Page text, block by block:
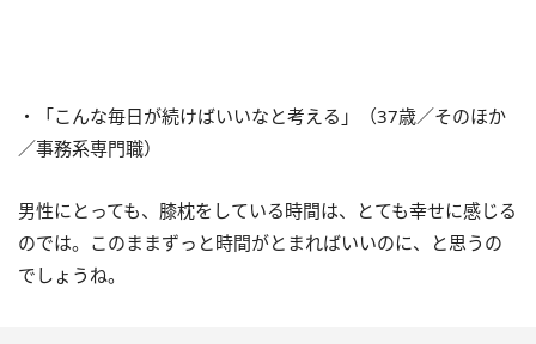
・「こんな毎日が続けばいいなと考える」（37歳／そのほか
／事務系専門職）
男性にとっても、膝枕をしている時間は、とても幸せに感じる
のでは。このままずっと時間がとまればいいのに、と思うの
でしょうね。